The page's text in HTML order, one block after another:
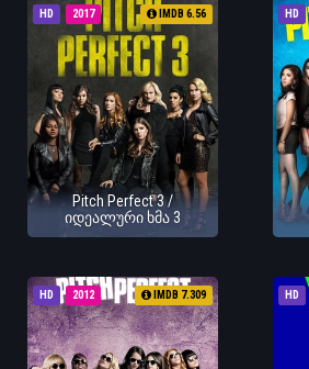
HD 2017 IMDB 6.56
Pitch Perfect 3 /
იდეალური ხმა 3
HD
HD 2012 IMDB 7.309 HD